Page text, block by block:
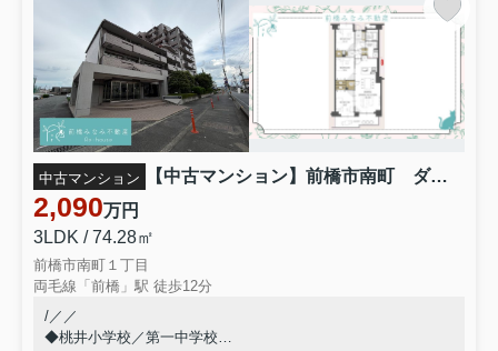
中古マンション 【中古マンション】前橋市南町 ダイヤモンドスクエア 508号室
2,090万円
3LDK / 74.28㎡
前橋市南町１丁目
両毛線「前橋」駅 徒歩12分
/／／
◆桃井小学校／第一中学校